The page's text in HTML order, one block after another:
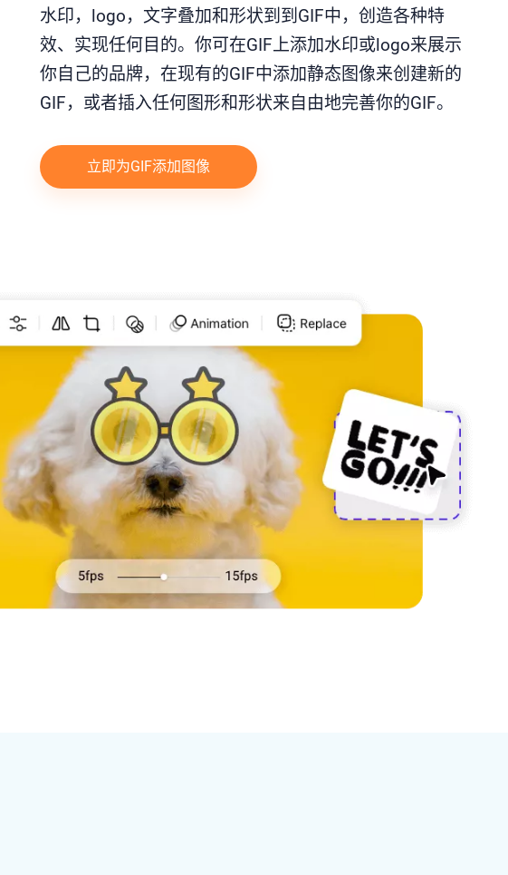
水印，logo，文字叠加和形状到到GIF中，创造各种特
效、实现任何目的。你可在GIF上添加水印或logo来展示
你自己的品牌，在现有的GIF中添加静态图像来创建新的
GIF，或者插入任何图形和形状来自由地完善你的GIF。
立即为GIF添加图像